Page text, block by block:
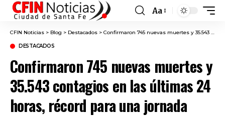
Font
Aa
CFIN Noticias > Blog > Destacados > Confirmaron 745 nuevas muertes y 35.543 contagios en las últimas 24 horas, récord para una jornada
DESTACADOS
Confirmaron 745 nuevas muertes y
35.543 contagios en las últimas 24
horas, récord para una jornada